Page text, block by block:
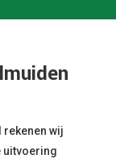
wij
uitvoering